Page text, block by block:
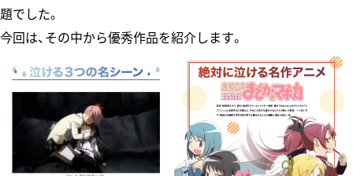
題でした。
今回は、その中から優秀作品を紹介します。